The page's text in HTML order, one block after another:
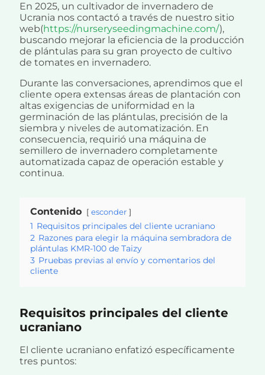
En 2025, un cultivador de invernadero de
Ucrania nos contactó a través de nuestro sitio
web(https://nurseryseedingmachine.com/),
buscando mejorar la eficiencia de la producción
de plántulas para su gran proyecto de cultivo
de tomates en invernadero.
Durante las conversaciones, aprendimos que el
cliente opera extensas áreas de plantación con
altas exigencias de uniformidad en la
germinación de las plántulas, precisión de la
siembra y niveles de automatización. En
consecuencia, requirió una máquina de
semillero de invernadero completamente
automatizada capaz de operación estable y
continua.
Contenido esconder
1 Requisitos principales del cliente ucraniano
2 Razones para elegir la máquina sembradora de
plántulas KMR-100 de Taizy
3 Pruebas previas al envío y comentarios del
cliente
Requisitos principales del cliente
ucraniano
El cliente ucraniano enfatizó específicamente
tres puntos: